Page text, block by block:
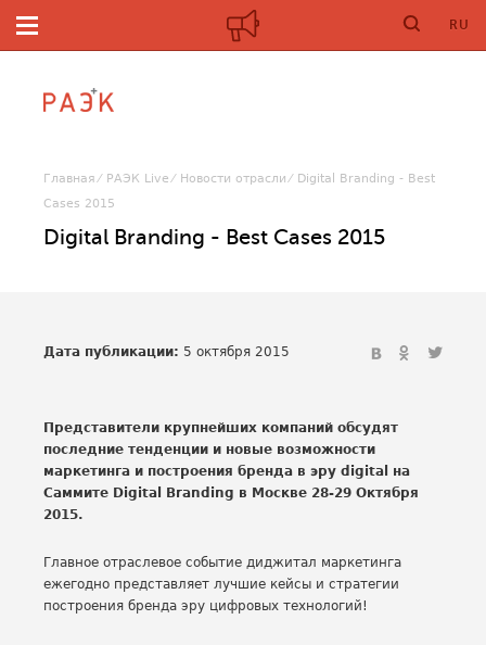
RU
Главная РАЭК Live Новости отрасли
Digital Branding - Best
Cases 2015
Digital Branding - Best Cases 2015
Дата публикации: 5 октября 2015
Представители крупнейших компаний обсудят
последние тенденции и новые возможности
маркетинга и построения бренда в эру digital на
Саммите Digital Branding в Москве 28-29 Октября
2015.
Главное отраслевое событие диджитал маркетинга
ежегодно представляет лучшие кейсы и стратегии
построения бренда эру цифровых технологий!